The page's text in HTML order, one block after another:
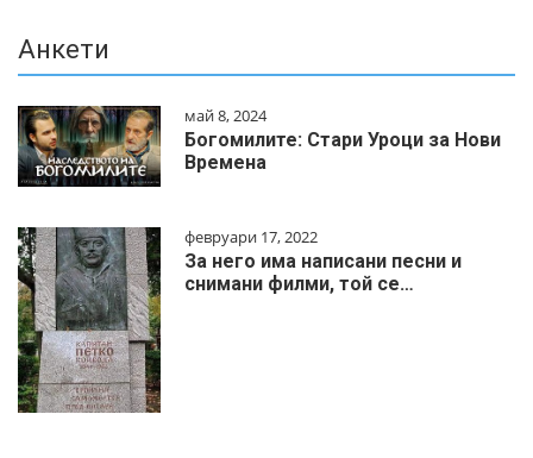
Анкети
май 8, 2024
Богомилите: Стари Уроци за Нови
Времена
февруари 17, 2022
За него има написани песни и
снимани филми, той се…